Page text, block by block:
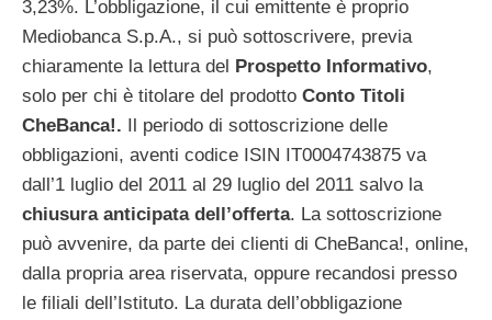
3,23%. L’obbligazione, il cui emittente è proprio
Mediobanca S.p.A., si può sottoscrivere, previa
chiaramente la lettura del Prospetto Informativo,
solo per chi è titolare del prodotto Conto Titoli
CheBanca!. Il periodo di sottoscrizione delle
obbligazioni, aventi codice ISIN IT0004743875 va
dall’1 luglio del 2011 al 29 luglio del 2011 salvo la
chiusura anticipata dell’offerta. La sottoscrizione
può avvenire, da parte dei clienti di CheBanca!, online,
dalla propria area riservata, oppure recandosi presso
le filiali dell’Istituto. La durata dell’obbligazione